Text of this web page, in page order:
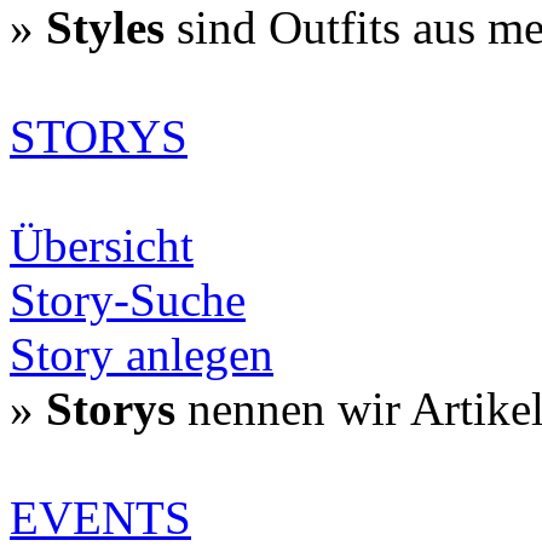
» Styles sind Outfits aus
STORYS
Übersicht
Story-Suche
Story anlegen
» Storys nennen wir
EVENTS